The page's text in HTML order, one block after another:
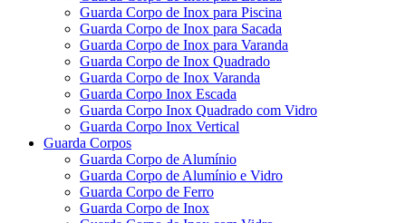
Guarda Corpo de Inox para Piscina
Guarda Corpo de Inox para Sacada
Guarda Corpo de Inox para Varanda
Guarda Corpo de Inox Quadrado
Guarda Corpo de Inox Varanda
Guarda Corpo Inox Escada
Guarda Corpo Inox Quadrado com Vidro
Guarda Corpo Inox Vertical
Guarda Corpos
Guarda Corpo de Alumínio
Guarda Corpo de Alumínio e Vidro
Guarda Corpo de Ferro
Guarda Corpo de Inox